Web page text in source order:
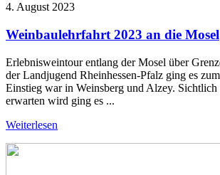
4. August 2023
Weinbaulehrfahrt 2023 an die Mosel
Erlebnisweintour entlang der Mosel über
der Landjugend Rheinhessen-Pfalz ging es
Einstieg war in Weinsberg und Alzey. Sichtlich
erwarten wird ging es ...
Weiterlesen